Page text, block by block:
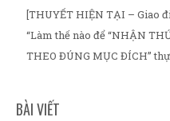
[THUYẾT HIỆN TẠI – Giao
“Làm thế nào để “NHẬN
THEO ĐÚNG MỤC ĐÍCH”
BÀI VIẾT